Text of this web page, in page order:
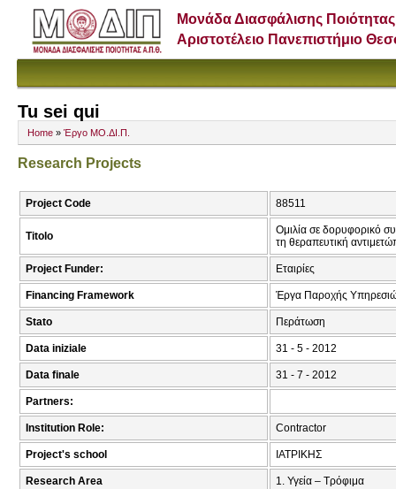
Μονάδα Διασφάλισης Ποιότητας
Αριστοτέλειο Πανεπιστήμιο
Tu sei qui
Home » Έργο ΜΟ.ΔΙ.Π.
Research Projects
Project Code 88511
Titolo
Ομιλία σε δορυφορικό
τη θεραπευτική
Project Funder: Εταιρίες
Financing Framework Έργα Παροχής
Stato Περάτωση
Data iniziale 31 - 5 - 2012
Data finale 31 - 7 - 2012
Partners:
Institution Role: Contractor
Project's school ΙΑΤΡΙΚΗΣ
Research Area 1. Υγεία – Τρόφιμα